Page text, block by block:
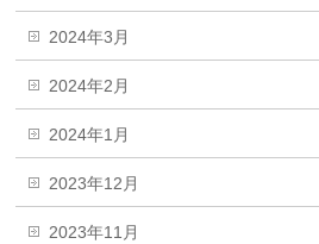
2024年3月
2024年2月
2024年1月
2023年12月
2023年11月